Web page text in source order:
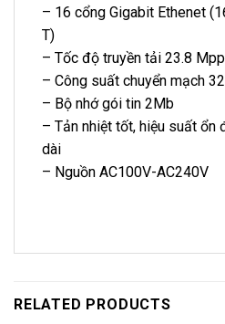
– 16 cổng Gigabit Ethenet
T)
– Tốc độ truyền tải 23.8
– Công suất chuyển mạch
– Bộ nhớ gói tin 2Mb
– Tản nhiệt tốt, hiệu suất ổn
dài
– Nguồn AC100V-AC240V
RELATED PRODUCTS